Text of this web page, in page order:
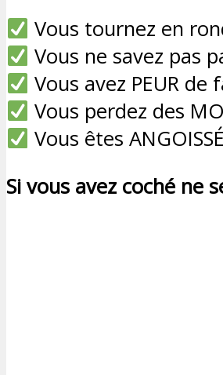
Vous tournez en
Vous ne savez pas
Vous avez PEUR
Vous perdez des
Vous êtes
Si vous avez coché ne